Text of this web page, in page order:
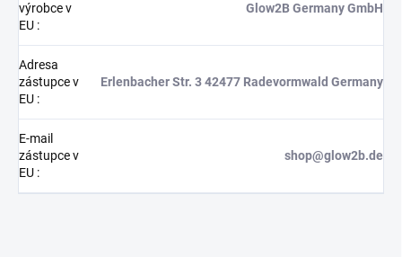
výrobce v
EU :
Glow2B Germany GmbH
Adresa
zástupce v
EU :
Erlenbacher Str. 3 42477 Radevormwald Germany
E-mail
zástupce v
EU :
shop@glow2b.de